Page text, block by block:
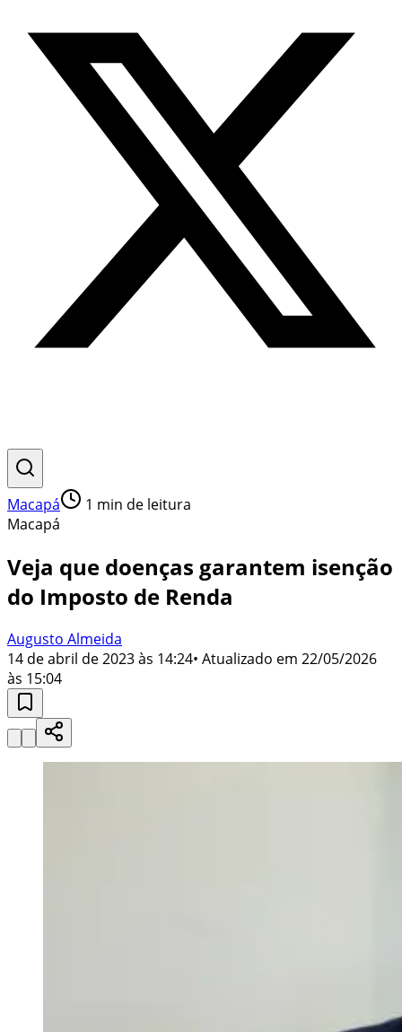
Macapá 1 min de leitura
Macapá
Veja que doenças garantem isenção
do Imposto de Renda
Augusto Almeida
14 de abril de 2023 às 14:24• Atualizado em 22/05/2026
às 15:04